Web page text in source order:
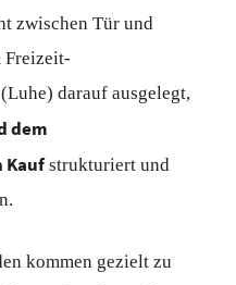
zwischen Tür und
Freizeit-
darauf ausgelegt,
dem
Kaufstrukturiert und
kommen gezielt zu